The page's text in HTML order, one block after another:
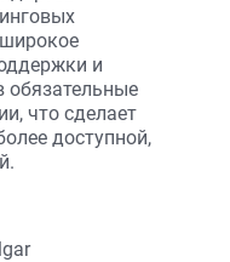
и
обязательные
что сделает
доступной,